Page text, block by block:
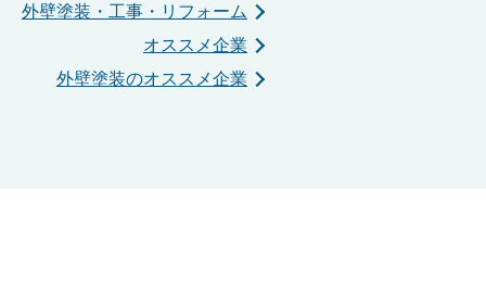
外壁塗装・工事・リフォーム
オススメ企業
外壁塗装のオススメ企業